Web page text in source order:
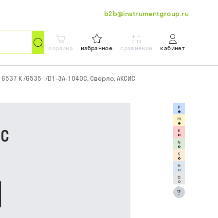
b2b@instrumentgroup.ru
корзина избранное сравнение кабинет
6537 K /6535 /D1-3A-1040C, Сверло, АКСИС
?